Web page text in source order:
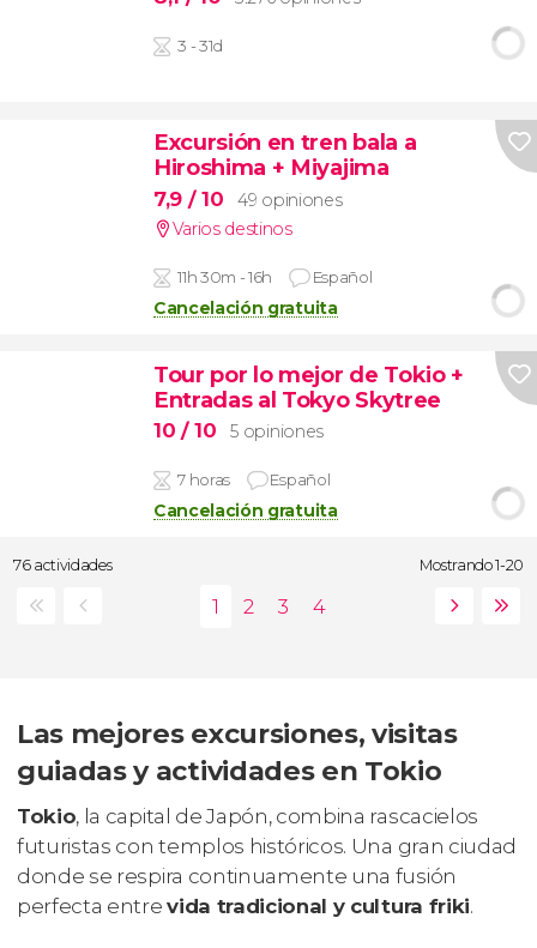
3 - 31d
Excursión en tren bala a
Hiroshima + Miyajima
7,9 / 10
49 opiniones
Varios destinos
11h 30m - 16h Español
Cancelación gratuita
Tour por lo mejor de Tokio +
Entradas al Tokyo Skytree
10 / 10 5 opiniones
7 horas Español
Cancelación gratuita
76 actividades Mostrando 1-20
Las mejores excursiones, visitas
guiadas y actividades en Tokio
Tokio, la capital de Japón, combina rascacielos
futuristas con templos históricos. Una gran ciudad
donde se respira continuamente una fusión
perfecta entrevida tradicional y cultura friki.